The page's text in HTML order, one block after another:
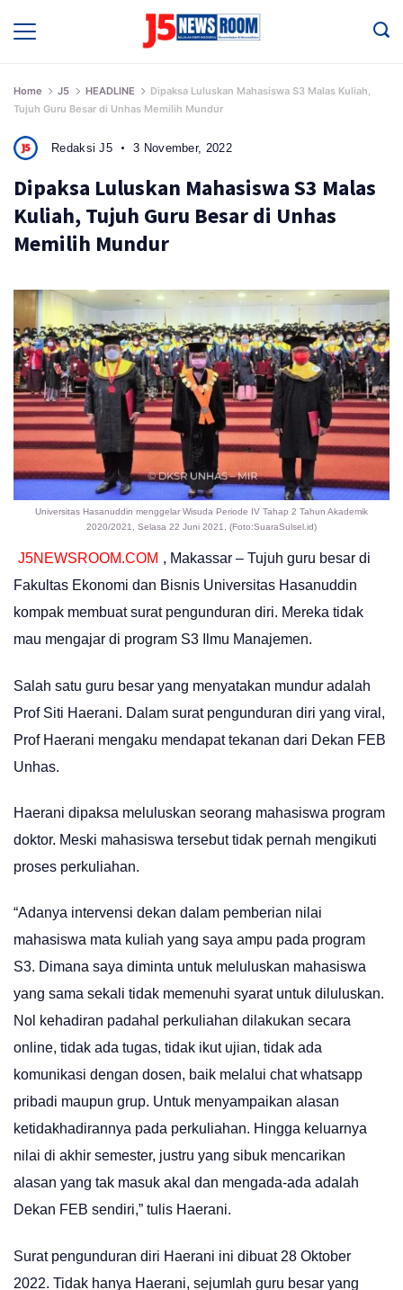
Home J5 HEADLINE
Dipaksa Luluskan Mahasiswa S3 Malas Kuliah,
Tujuh Guru Besar di Unhas Memilih Mundur
Redaksi J5 3 November, 2022
Dipaksa Luluskan Mahasiswa S3 Malas
Kuliah, Tujuh Guru Besar di Unhas
Memilih Mundur
Universitas Hasanuddin menggelar Wisuda Periode IV Tahap 2 Tahun Akademik
2020/2021, Selasa 22 Juni 2021, (Foto:SuaraSulsel.id)
J5NEWSROOM.COM , Makassar – Tujuh guru besar di
Fakultas Ekonomi dan Bisnis Universitas Hasanuddin
kompak membuat surat pengunduran diri. Mereka tidak
mau mengajar di program S3 Ilmu Manajemen.
Salah satu guru besar yang menyatakan mundur adalah
Prof Siti Haerani. Dalam surat pengunduran diri yang viral,
Prof Haerani mengaku mendapat tekanan dari Dekan FEB
Unhas.
Haerani dipaksa meluluskan seorang mahasiswa program
doktor. Meski mahasiswa tersebut tidak pernah mengikuti
proses perkuliahan.
“Adanya intervensi dekan dalam pemberian nilai
mahasiswa mata kuliah yang saya ampu pada program
S3. Dimana saya diminta untuk meluluskan mahasiswa
yang sama sekali tidak memenuhi syarat untuk diluluskan.
Nol kehadiran padahal perkuliahan dilakukan secara
online, tidak ada tugas, tidak ikut ujian, tidak ada
komunikasi dengan dosen, baik melalui chat whatsapp
pribadi maupun grup. Untuk menyampaikan alasan
ketidakhadirannya pada perkuliahan. Hingga keluarnya
nilai di akhir semester, justru yang sibuk mencarikan
alasan yang tak masuk akal dan mengada-ada adalah
Dekan FEB sendiri,” tulis Haerani.
Surat pengunduran diri Haerani ini dibuat 28 Oktober
2022. Tidak hanya Haerani, sejumlah guru besar yang